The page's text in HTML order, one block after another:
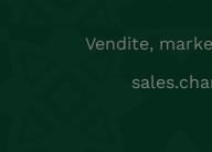
Vendite,